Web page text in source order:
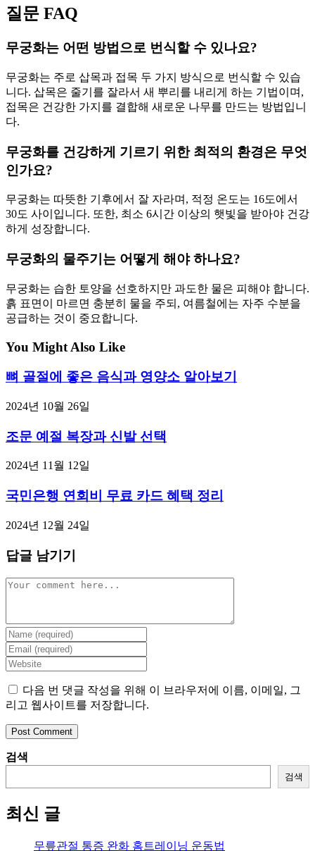
질문 FAQ
무궁화는 어떤 방법으로 번식할 수 있나요?
무궁화는 주로 삽목과 접목 두 가지 방식으로 번식할 수 있습
니다. 삽목은 줄기를 잘라서 새 뿌리를 내리게 하는 기법이며,
접목은 건강한 가지를 결합해 새로운 나무를 만드는 방법입니
다.
무궁화를 건강하게 기르기 위한 최적의 환경은 무엇
인가요?
무궁화는 따뜻한 기후에서 잘 자라며, 적정 온도는 16도에서
30도 사이입니다. 또한, 최소 6시간 이상의 햇빛을 받아야 건강
하게 성장합니다.
무궁화의 물주기는 어떻게 해야 하나요?
무궁화는 습한 토양을 선호하지만 과도한 물은 피해야 합니다.
흙 표면이 마르면 충분히 물을 주되, 여름철에는 자주 수분을
공급하는 것이 중요합니다.
You Might Also Like
뼈 골절에 좋은 음식과 영양소 알아보기
2024년 10월 26일
조문 예절 복장과 신발 선택
2024년 11월 12일
국민은행 연회비 무료 카드 혜택 정리
2024년 12월 24일
답글 남기기
Comment
Enter
your
name
or
username
to
comment
Enter
your
email
address
to
comment
Enter
your
website
URL
(optional)
다음 번 댓글 작성을 위해 이 브라우저에 이름, 이메일, 그
리고 웹사이트를 저장합니다.
검색
검색
최신 글
무릎관절 통증 완화 홈트레이닝 운동법